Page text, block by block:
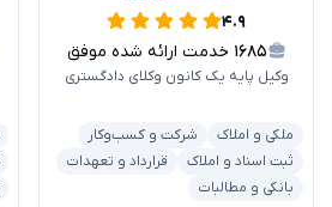
۴.۹
۱۶۸۵ خدمت ارائه شده موفق
وکیل پایه یک کانون وکلای دادگستری
ملکی و املاک
شرکت و کسب‌وکار
ثبت اسناد و املاک
قرارداد و تعهدات
بانکی و مطالبات